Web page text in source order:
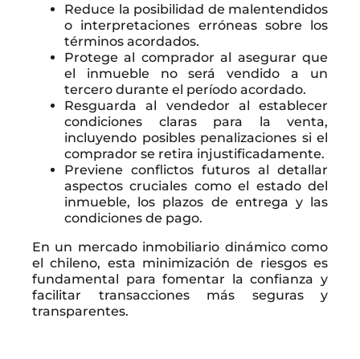
Reduce la posibilidad de malentendidos
o interpretaciones erróneas sobre los
términos acordados.
Protege al comprador al asegurar que
el inmueble no será vendido a un
tercero durante el período acordado.
Resguarda al vendedor al establecer
condiciones claras para la venta,
incluyendo posibles penalizaciones si el
comprador se retira injustificadamente.
Previene conflictos futuros al detallar
aspectos cruciales como el estado del
inmueble, los plazos de entrega y las
condiciones de pago.
En un mercado inmobiliario dinámico como
el chileno, esta minimización de riesgos es
fundamental para fomentar la confianza y
facilitar transacciones más seguras y
transparentes.